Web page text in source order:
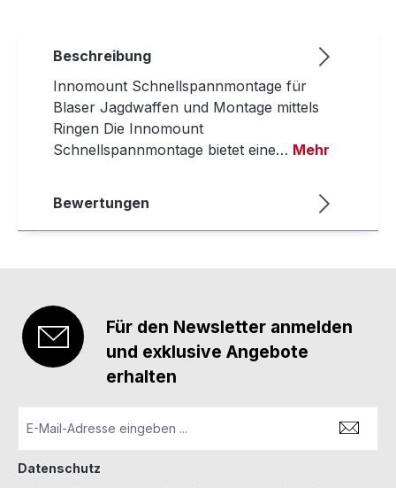
Beschreibung
Innomount Schnellspannmontage für
Blaser Jagdwaffen und Montage mittels
Ringen Die Innomount
Schnellspannmontage bietet eine… Mehr
Bewertungen
Für den Newsletter anmelden
und exklusive Angebote
erhalten
Datenschutz